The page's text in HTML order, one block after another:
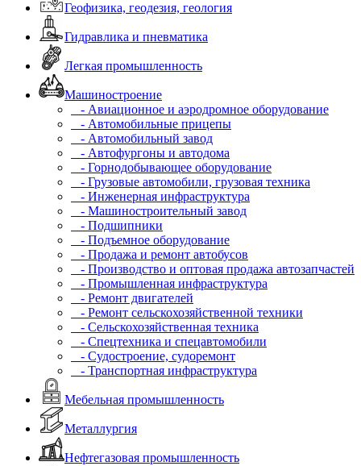
Геофизика, геодезия, геология
Гидравлика и пневматика
Легкая промышленность
Машиностроение
- Авиационное и аэродромное оборудование
- Автомобильные прицепы
- Автомобильный завод
- Автофургоны и автодома
- Горнодобывающее оборудование
- Грузовые автомобили, грузовая техника
- Инженерная инфраструктура
- Машиностроительный завод
- Подшипники
- Подъемное оборудование
- Продажа и ремонт автобусов
- Производство и оптовая продажа автозапчастей
- Промышленная инфраструктура
- Ремонт двигателей
- Ремонт сельскохозяйственной техники
- Сельскохозяйственная техника
- Спецтехника и спецавтомобили
- Судостроение, судоремонт
- Транспортная инфраструктура
Мебельная промышленность
Металлургия
Нефтегазовая промышленность